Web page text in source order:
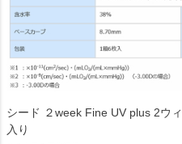
シード ２week Fine UV plus 2ウ
入り